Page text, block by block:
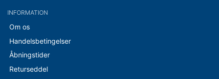
INFORMATION
Om os
Handelsbetingelser
Åbningstider
Returseddel